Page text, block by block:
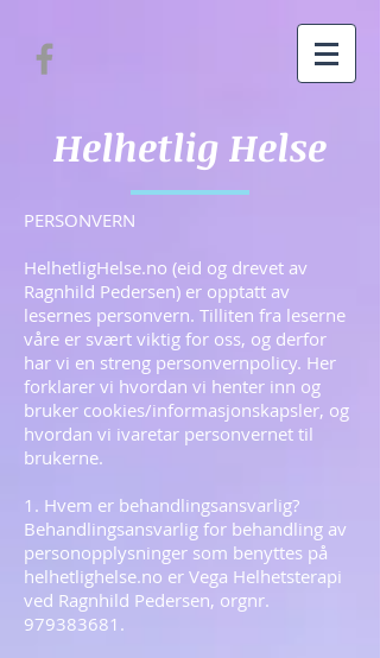
Helhetlig Helse
PERSONVERN
HelhetligHelse.no (eid og drevet av
Ragnhild Pedersen) er opptatt av
lesernes personvern. Tilliten fra leserne
våre er svært viktig for oss, og derfor
har vi en streng personvernpolicy. Her
forklarer vi hvordan vi henter inn og
bruker cookies/informasjonskapsler, og
hvordan vi ivaretar personvernet til
brukerne.
1. Hvem er behandlingsansvarlig?
Behandlingsansvarlig for behandling av
personopplysninger som benyttes på
helhetlighelse.no er Vega Helhetsterapi
ved Ragnhild Pedersen, orgnr.
979383681 .